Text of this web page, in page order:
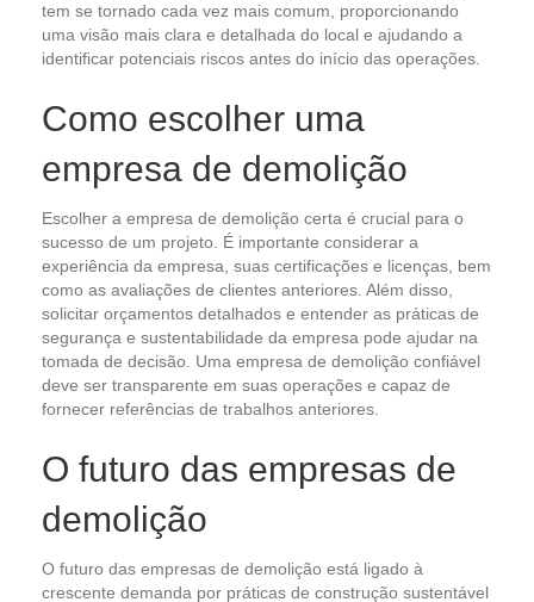
tem se tornado cada vez mais comum, proporcionando
uma visão mais clara e detalhada do local e ajudando a
identificar potenciais riscos antes do início das operações.
Como escolher uma
empresa de demolição
Escolher a empresa de demolição certa é crucial para o
sucesso de um projeto. É importante considerar a
experiência da empresa, suas certificações e licenças, bem
como as avaliações de clientes anteriores. Além disso,
solicitar orçamentos detalhados e entender as práticas de
segurança e sustentabilidade da empresa pode ajudar na
tomada de decisão. Uma empresa de demolição confiável
deve ser transparente em suas operações e capaz de
fornecer referências de trabalhos anteriores.
O futuro das empresas de
demolição
O futuro das empresas de demolição está ligado à
crescente demanda por práticas de construção sustentável